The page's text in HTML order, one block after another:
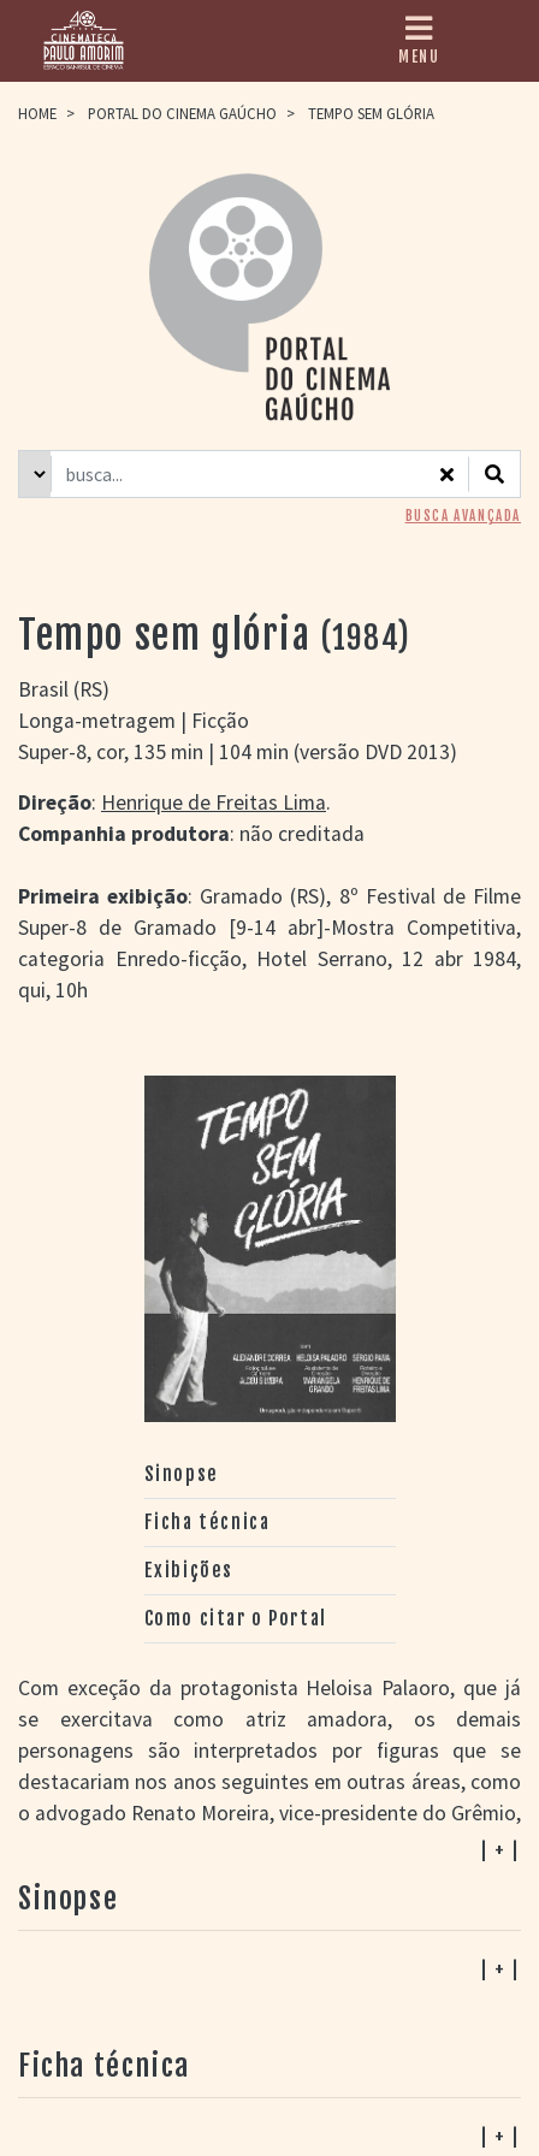
HOME
PAULO AMORIM
> HISTÓRIA
> HOMENAGEADOS
> EQUIPE
> ASSOCIAÇÃO DOS
> BIBLIOTECA
ROMEU GRIMALDI
CARTAZ
> GRADE SEMANAL
> PREÇOS E
CINEMA GAÚCHO
> BUSCA AVANÇADA
> LISTA DE FILMES
> FILMOGRAFIAS DE
> DISCOGRAFIAS
> BIBLIOGRAFIAS
LOCALIZAÇÃO
MENU
HOME > PORTAL DO CINEMA GAÚCHO > TEMPO SEM GLÓRIA
BUSCA AVANÇADA
Tempo sem glória (1984)
Brasil (RS)
Longa-metragem | Ficção
Super-8, cor, 135 min | 104 min (versão DVD 2013)
Direção: Henrique de Freitas Lima.
Companhia produtora: não creditada
Primeira exibição: Gramado (RS), 8º Festival de Filme
Super-8 de Gramado [9-14 abr]-Mostra Competitiva,
categoria Enredo-ficção, Hotel Serrano, 12 abr 1984,
qui, 10h
Sinopse
Ficha técnica
Exibições
Como citar o Portal
Com exceção da protagonista Heloisa Palaoro, que já
se exercitava como atriz amadora, os demais
personagens são interpretados por figuras que se
destacariam nos anos seguintes em outras áreas, como
o advogado Renato Moreira, vice-presidente do Grêmio,
Maria Alice Lahorgue, pró-reitora da UFRGS, o
Ministério das Comunicações Cesar Alvarez, que
participa de uma animada assembleia estudantil que
acaba em pancadaria. Lugares e personagens que
chope mais bem tirado da cidade, e a Confeitaria
Pelotense, no Centro, com suas mesinhas de mármore.
Em abril de 1984, depois de receber o prêmio de melhor
| + |
Sinopse
| + |
Ficha técnica
| + |